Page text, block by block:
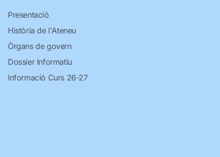
Presentació
Història de l'Ateneu
Òrgans de govern
Dossier Informatiu
Informació Curs 26-27